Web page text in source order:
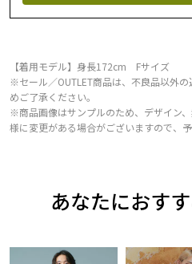
【着用モデル】身長172cm Fサイズ
※セール／OUTLET商品は、不良品以外
めご了承ください。
※商品画像はサンプルのため、デザイン
様に変更がある場合がございますので、予
あなたにおす